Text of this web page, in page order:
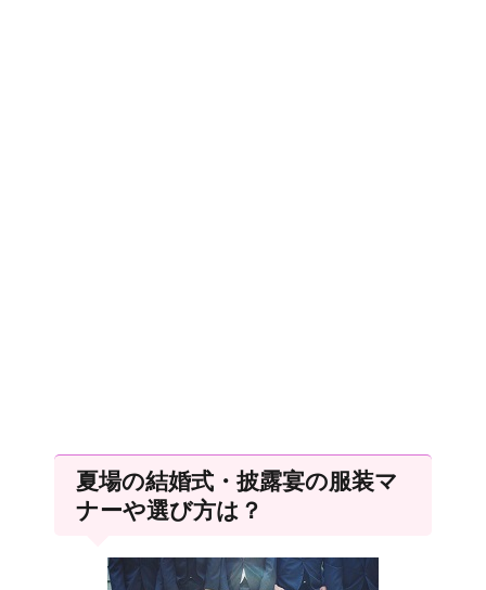
夏場の結婚式・披露宴の服装マ
ナーや選び方は？